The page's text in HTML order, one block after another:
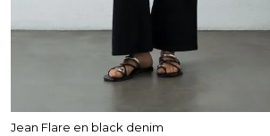
Jean Flare en black denim